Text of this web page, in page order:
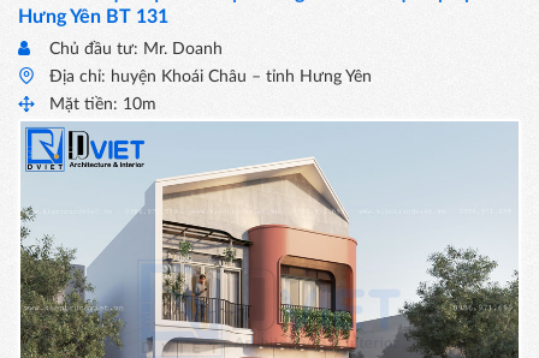
Hưng Yên BT 131
Chủ đầu tư: Mr. Doanh
Địa chỉ: huyện Khoái Châu – tỉnh Hưng Yên
Mặt tiền: 10m